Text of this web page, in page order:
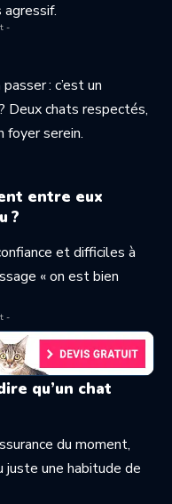
agressif.
-
: c’est un
Deux chats respectés,
foyer serein.
entre eux
?
et difficiles à
« on est bien
-
qu’un chat
du moment,
juste une habitude de